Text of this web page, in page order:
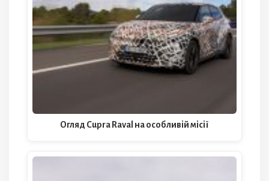
Огляд Cupra Raval на особливій місії